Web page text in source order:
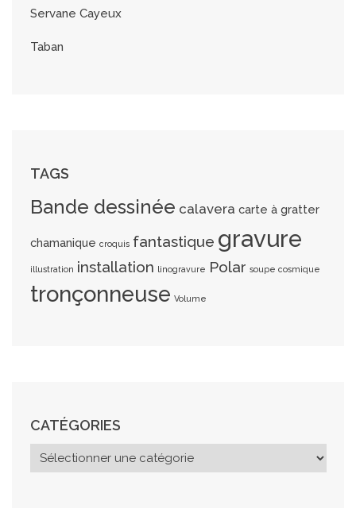
Servane Cayeux
Taban
TAGS
Bande dessinée calavera carte à gratter
chamanique croquis fantastique gravure
illustration installation linogravure Polar soupe cosmique
tronçonneuse Volume
CATÉGORIES
a